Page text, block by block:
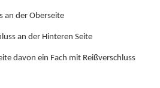
an der Oberseite
an der Hinteren Seite
davon ein Fach mit Reißverschluss